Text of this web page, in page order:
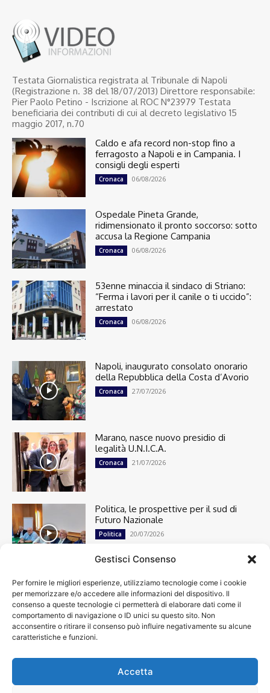
Gestisci Consenso
Per fornire le migliori esperienze, utilizziamo tecnologie come i cookie
per memorizzare e/o accedere alle informazioni del dispositivo. Il
consenso a queste tecnologie ci permetterà di elaborare dati come il
comportamento di navigazione o ID unici su questo sito. Non
acconsentire o ritirare il consenso può influire negativamente su alcune
caratteristiche e funzioni.
Accetta
Testata Giornalistica registrata al Tribunale di Napoli
(Registrazione n. 38 del 18/07/2013) Direttore responsabile:
Pier Paolo Petino - Iscrizione al ROC N°23979 Testata
beneficiaria dei contributi di cui al decreto legislativo 15
maggio 2017, n.70
Caldo e afa record non-stop fino a
ferragosto a Napoli e in Campania. I
consigli degli esperti
Cronaca 06/08/2026
Ospedale Pineta Grande,
ridimensionato il pronto soccorso: sotto
accusa la Regione Campania
Cronaca 06/08/2026
53enne minaccia il sindaco di Striano:
“Ferma i lavori per il canile o ti uccido”:
arrestato
Cronaca 06/08/2026
Napoli, inaugurato consolato onorario
della Repubblica della Costa d’Avorio
Cronaca 27/07/2026
Marano, nasce nuovo presidio di
legalità U.N.I.C.A.
Cronaca 21/07/2026
Politica, le prospettive per il sud di
Futuro Nazionale
Politica 20/07/2026
Cronaca
13491
Attualità
7299
top
News
4208
Cultura